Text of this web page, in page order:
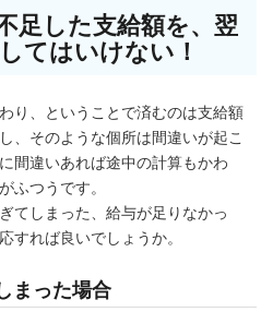
足した支給額を、翌
てはいけない！
り、ということで済むのは支給額
、そのような個所は間違いが起こ
間違いあれば途中の計算もかわ
ふつうです。
てしまった、給与が足りなかっ
すれば良いでしょうか。
まった場合